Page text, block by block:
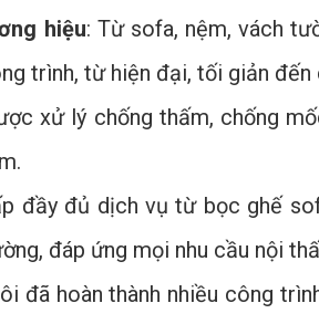
hiệu: Từ sofa, nệm, vách
trình, từ hiện đại, tối giản đến
xử lý chống thấm, chống
đầy đủ dịch vụ từ bọc ghế
đáp ứng mọi nhu cầu nội
đã hoàn thành nhiều công